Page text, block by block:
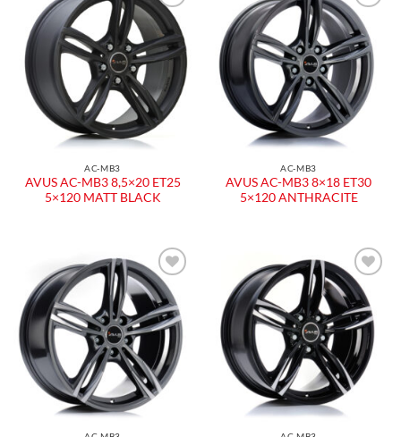
AC-MB3
AVUS AC-MB3 8,5×20 ET25
5×120 MATT BLACK
AC-MB3
AVUS AC-MB3 8×18 ET30
5×120 ANTHRACITE